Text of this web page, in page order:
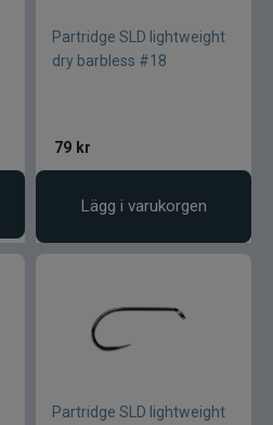
Partridge SLD lightweight
dry barbless #18
79 kr
Lägg i varukorgen
Partridge SLD lightweight